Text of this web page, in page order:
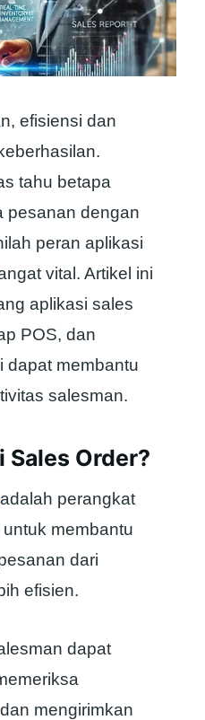
efisiensi dan
tahu betapa
pesanan dengan
peran aplikasi
vital. Artikel ini
aplikasi sales
POS, dan
dapat membantu
salesman.
Order?
perangkat
membantu
dari
efisien.
dapat
mengirimkan